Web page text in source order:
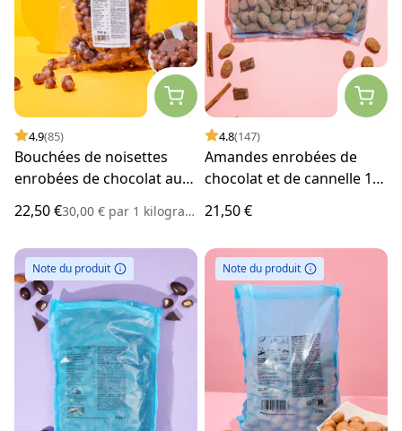
4.9(85)
Bouchées de noisettes
enrobées de chocolat au
22,50 €30,00 € par 1 kilogramme
4.8(147)
Amandes enrobées de
chocolat et de cannelle 1
21,50 €
Note du produit Note du produit